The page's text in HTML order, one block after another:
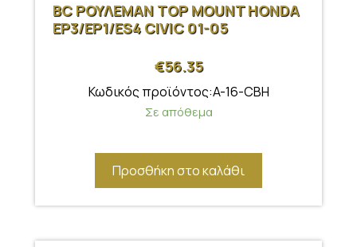
BC ΡΟΥΛΕΜΑΝ TOP MOUNT HONDA
EP3/EP1/ES4 CIVIC 01-05
€56.35
Κωδικός προϊόντος:A-16-CBH
Σε απόθεμα
Προσθήκη στο καλάθι